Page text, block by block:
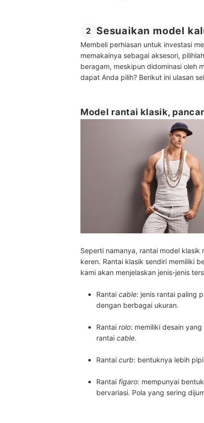
2 Sesuaikan model
Membeli perhiasan untuk investasi
memakainya sebagai aksesori,
beragam, meskipun didominasi oleh
dapat Anda pilih? Berikut ini ulasan
Model rantai klasik,
Seperti namanya, rantai model
keren. Rantai klasik sendiri memiliki
kami akan menjelaskan jenis-jenis
Rantai cable: jenis rantai paling
dengan berbagai ukuran.
Rantai rolo: memiliki desain
rantai cable.
Rantai curb: bentuknya lebih
Rantai figaro: mempunyai
bervariasi. Pola yang sering